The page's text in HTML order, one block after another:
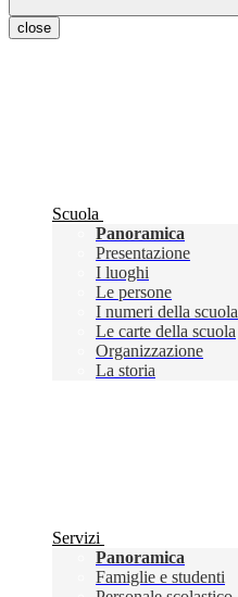
close
Scuola
Panoramica
Presentazione
I luoghi
Le persone
I numeri della scuola
Le carte della scuola
Organizzazione
La storia
Servizi
Panoramica
Famiglie e studenti